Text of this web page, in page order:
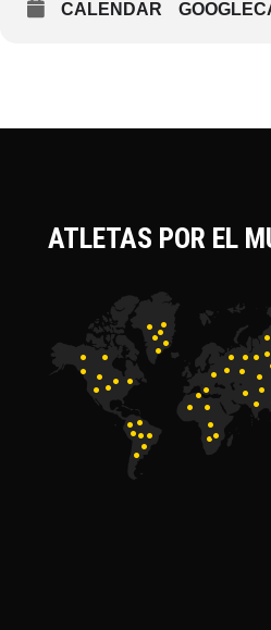
CALENDAR
ATLETAS POR EL